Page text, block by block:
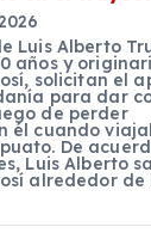
Luis Alberto
años y
solicitan el
para dar
de perder
él cuando
De
Luis Alberto
alrededor de